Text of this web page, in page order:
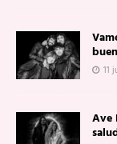
11
Ave